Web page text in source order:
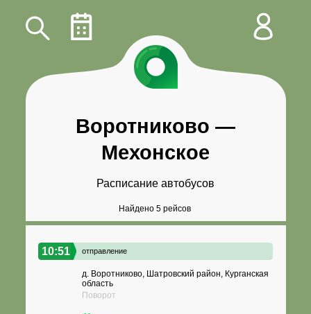
Воротниково —
Мехонское
Расписание автобусов
Найдено 5 рейсов
10:51 отправление
д. Воротниково, Шатровский район, Курганская
область
Поворот